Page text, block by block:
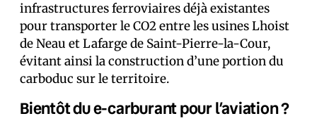
infrastructures ferroviaires déjà existantes
pour transporter le CO2 entre les usines Lhoist
de Neau et Lafarge de Saint-Pierre-la-Cour,
évitant ainsi la construction d’une portion du
carboduc sur le territoire.
Bientôt du e-carburant pour l’aviation ?